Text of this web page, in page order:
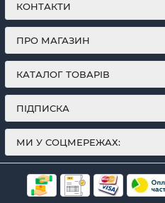
КОНТАКТИ
ПРО МАГАЗИН
КАТАЛОГ ТОВАРІВ
ПІДПИСКА
МИ У СОЦМЕРЕЖАХ: